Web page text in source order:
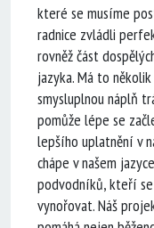
které se musíme
radnice zvládli
rovněž část
jazyka. Má to
smysluplnou náplň
pomůže lépe se
lepšího uplatnění v
chápe v našem
podvodníků, kteří
vynořovat. Náš